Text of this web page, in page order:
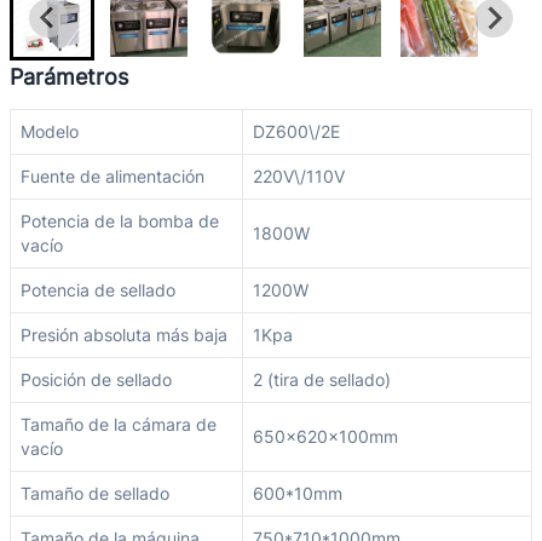
Parámetros
Modelo DZ600\/2E
Fuente de alimentación 220V\/110V
Potencia de la bomba de
vacío
1800W
Potencia de sellado 1200W
Presión absoluta más baja 1Kpa
Posición de sellado 2 (tira de sellado)
Tamaño de la cámara de
vacío
650x620x100mm
Tamaño de sellado 600*10mm